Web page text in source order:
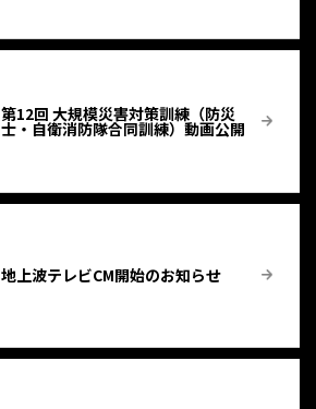
第12回 大規模災害対策訓練（防災
士・自衛消防隊合同訓練）動画公開
地上波テレビCM開始のお知らせ